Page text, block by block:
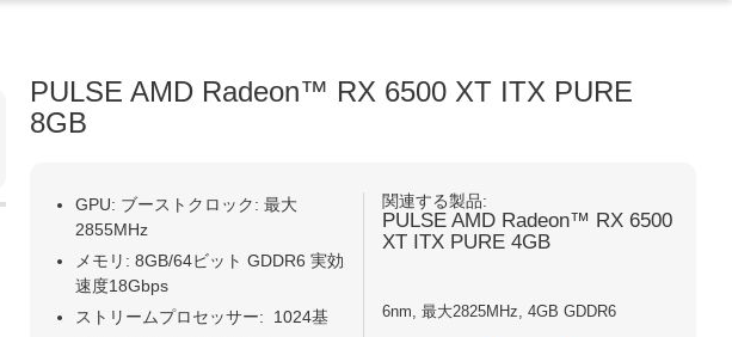
PULSE AMD Radeon™ RX 6500 XT ITX PURE
8GB
GPU: ブーストクロック: 最大
2855MHz
メモリ: 8GB/64ビット GDDR6 実効
速度18Gbps
ストリームプロセッサー:
1024基
関連する製品:
PULSE AMD Radeon™ RX 6500
XT ITX PURE 4GB
6nm, 最大2825MHz, 4GB GDDR6